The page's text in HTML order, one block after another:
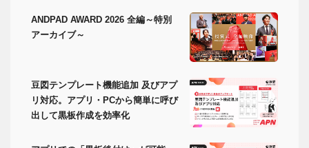
ANDPAD AWARD 2026 全編～特別
アーカイブ～
豆図テンプレート機能追加 及びアプ
リ対応。アプリ・PCから簡単に呼び
出して黒板作成を効率化